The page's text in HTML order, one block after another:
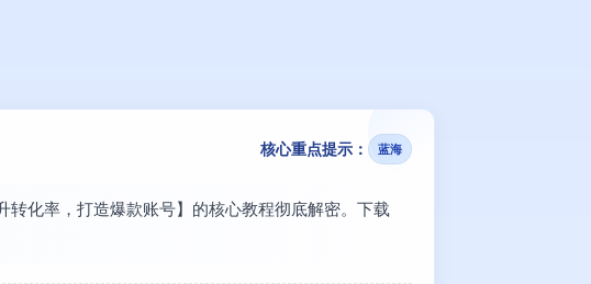
核心重点提示： 蓝海
化率，打造爆款账号】的核心教程彻底解密。下载